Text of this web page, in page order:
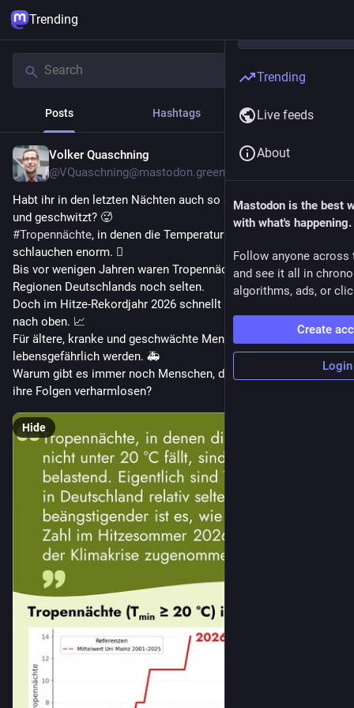
Trending
Posts Hashtags News
Volker Quaschning
@VQuaschning@mastodon.green
Habt ihr in den letzten Nächten auch so schlecht geschlafen
und geschwitzt? 🥵
#Tropennächte, in denen die Temperatur nicht unter 20 °C fällt,
schlauchen enorm. 🫩
Bis vor wenigen Jahren waren Tropennächte in den meisten
Regionen Deutschlands noch selten.
Doch im Hitze-Rekordjahr 2026 schnellt ihre Zahl dramatisch
nach oben. 📈
Für ältere, kranke und geschwächte Menschen kann das
lebensgefährlich werden. 🚑
Warum gibt es immer noch Menschen, die die
und
ihre Folgen verharmlosen?
Hide
Trending
Live feeds
About
Mastodon is the best
with what's happening.
Follow anyone across
and see it all in
algorithms, ads, or
Create
Login